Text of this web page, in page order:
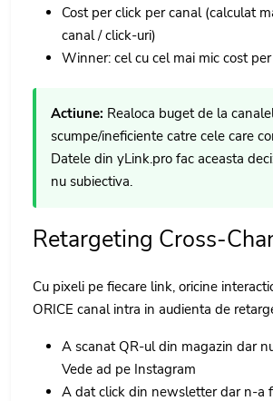
Cost per click per canal (calculat
canal / click-uri)
Winner: cel cu cel mai mic cost
Actiune: Realoca buget de la
scumpe/ineficiente catre cele care
Datele din yLink.pro fac aceasta
nu subiectiva.
Retargeting Cross-
Cu pixeli pe fiecare link, oricine
ORICE canal intra in audienta de
A scanat QR-ul din magazin dar
Vede ad pe Instagram
A dat click din newsletter dar n-a